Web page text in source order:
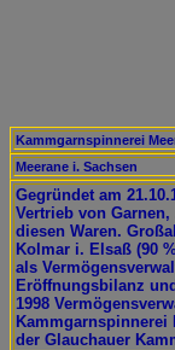
Kammgarnspinnerei
Meerane i. Sachsen
Gegründet am
Vertrieb von
diesen Waren.
Kolmar i. Elsaß (90
als
Eröffnungsbilanz
1998
Kammgarnspinnerei
der Glauchauer